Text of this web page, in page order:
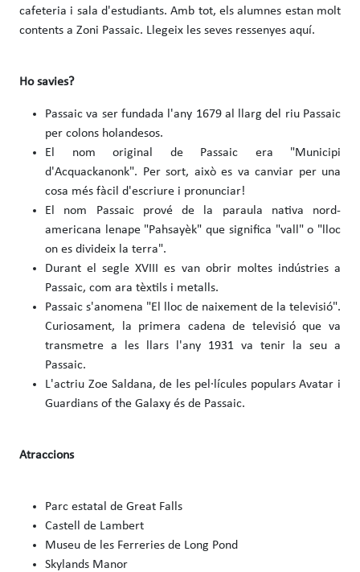
cafeteria i sala d'estudiants. Amb tot, els alumnes estan molt
contents a Zoni Passaic. Llegeix les seves ressenyes aquí.
Ho savies?
Passaic va ser fundada l'any 1679 al llarg del riu Passaic
per colons holandesos.
El nom original de Passaic era "Municipi
d'Acquackanonk". Per sort, això es va canviar per una
cosa més fàcil d'escriure i pronunciar!
El nom Passaic prové de la paraula nativa nord-
americana lenape "Pahsayèk" que significa "vall" o "lloc
on es divideix la terra".
Durant el segle XVIII es van obrir moltes indústries a
Passaic, com ara tèxtils i metalls.
Passaic s'anomena "El lloc de naixement de la televisió".
Curiosament, la primera cadena de televisió que va
transmetre a les llars l'any 1931 va tenir la seu a
Passaic.
L'actriu Zoe Saldana, de les pel·lícules populars Avatar i
Guardians of the Galaxy és de Passaic.
Atraccions
Parc estatal de Great Falls
Castell de Lambert
Museu de les Ferreries de Long Pond
Skylands Manor